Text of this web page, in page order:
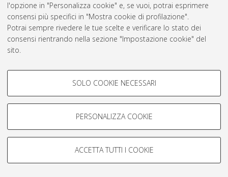
l'opzione in "Personalizza cookie" e, se vuoi, potrai esprimere
consensi più specifici in "Mostra cookie di profilazione".
Potrai sempre rivedere le tue scelte e verificare lo stato dei
consensi rientrando nella sezione "Impostazione cookie" del
sito.
COOKIE DI PROFILAZIONE -
Si tratta di cookie utilizzati per analizzare le caratteristiche della
navigazione degli utenti, creare profili in base al loro comportamento
Mostra cookie di profilazione
COOKIE TECNICI - NECESSARI
SOLO COOKIE NECESSARI
PERSONALIZZA COOKIE
ACCETTA TUTTI I COOKIE
AMS Laurea
Servizio implementato e gestito da AlmaDL
Impostazioni Cookie
© ALMA MATER STUDIORUM - Università di Bologna, 2007-2026.